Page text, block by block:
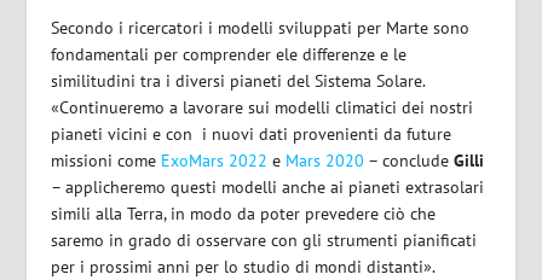
Secondo i ricercatori i modelli sviluppati per Marte sono
fondamentali per comprender ele differenze e le
similitudini tra i diversi pianeti del Sistema Solare.
«Continueremo a lavorare sui modelli climatici dei nostri
pianeti vicini e con i nuovi dati provenienti da future
missioni come ExoMars 2022 e Mars 2020 – concludeGilli
– applicheremo questi modelli anche ai pianeti extrasolari
simili alla Terra, in modo da poter prevedere ciò che
saremo in grado di osservare con gli strumenti pianificati
per i prossimi anni per lo studio di mondi distanti».